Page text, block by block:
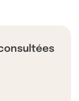
consultées